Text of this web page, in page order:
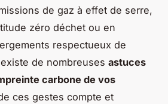
de gaz à effet de serre,
zéro déchet ou en
respectueux de
de nombreuses astuces
carbone de vos
ces gestes compte et